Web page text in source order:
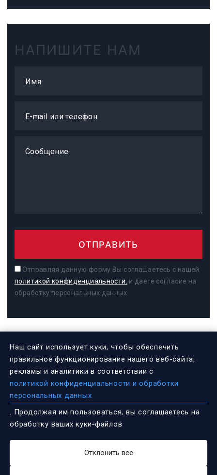
НАПИШИТЕ НАМ
Имя
E-mail или телефон
Сообщение
ОТПРАВИТЬ
Отправляя данную форму Вы соглашаетесь с нашей
политикой конфиденциальности. и даете согласие на
обработку персональных данных
ИНФОРМАЦИЯ
Федеральный проект «Культура
малой Родины»
Независимая оценка качества
Наш сайт использует куки, чтобы обеспечить
правильное функционирование нашего веб-сайта,
рекламы и аналитики в соответствии с
политикой конфиденциальности и обработки
персональных данных
. Продолжая им пользоваться, вы соглашаетесь на
обработку ваших куки‑файлов
Отклонить все